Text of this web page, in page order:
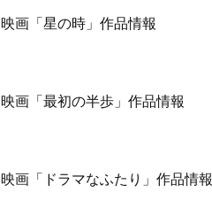
映画「星の時」作品情報
映画「最初の半歩」作品情報
映画「ドラマなふたり」作品情報